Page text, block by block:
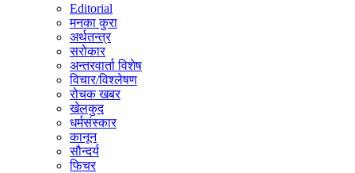
Editorial
मनका कुरा
अर्थतन्त्र
सरोकार
अन्तरवार्ता विशेष
विचार/विश्लेषण
रोचक खबर
खेलकुद
धर्मसंस्कार
कानून
सौन्दर्य
फिचर